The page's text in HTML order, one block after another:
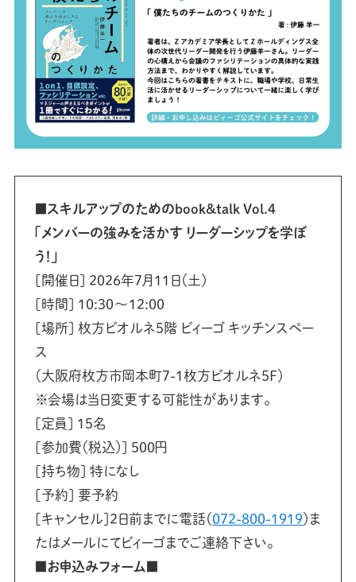
■スキルアップのためのbook&talk Vol.4
「メンバーの強みを活かす リーダーシップを学ぼ
う！」
[開催日] 2026年7月11日（土）
[時間] 10:30〜12:00
[場所] 枚方ビオルネ5階 ビィーゴ キッチンスペー
ス
（大阪府枚方市岡本町7-1枚方ビオルネ5F）
※会場は当日変更する可能性があります。
[定員] 15名
[参加費（税込）] 500円
[持ち物] 特になし
[予約] 要予約
[キャンセル]2日前までに電話（072-800-1919）ま
たはメールにてビィーゴまでご連絡下さい。
■お申込みフォーム■